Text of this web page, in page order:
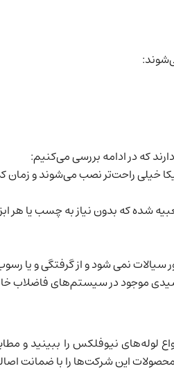
که در ادامه بررسی می‌کنیم:
شده که بدون نیاز به چسب یا هر
نمی شود و از گرفتگی و یا
اسیدی موجود در سیستم‌های
لوله‌های نیوفلکس را ببینید و
این شرکت‌ها را با ضمانت